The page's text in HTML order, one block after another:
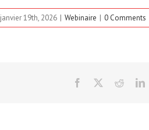
janvier 19th, 2026 | Webinaire | 0 Comments